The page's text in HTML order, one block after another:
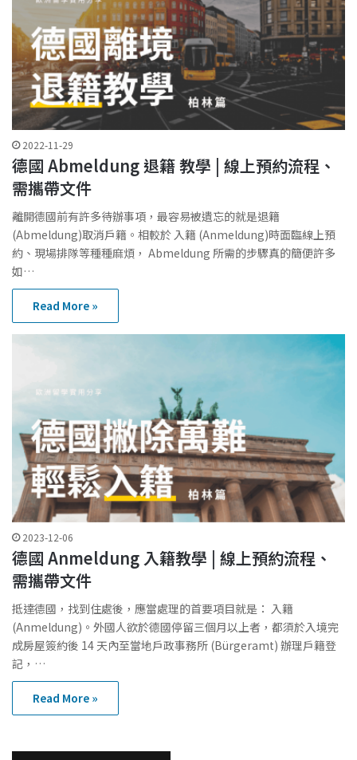
2022-11-29
德國 Abmeldung 退籍 教學 | 線上預約流程、
需攜帶文件
離開德國前有許多待辦事項，最容易被遺忘的就是退籍
(Abmeldung)取消戶籍。相較於 入籍 (Anmeldung)時面臨線上預
約、現場排隊等種種麻煩， Abmeldung 所需的步驟真的簡便許多
如…
Read More »
2023-12-06
德國 Anmeldung 入籍教學 | 線上預約流程、
需攜帶文件
抵達德國，找到住處後，應當處理的首要項目就是： 入籍
(Anmeldung)。外國人欲於德國停留三個月以上者，都須於入境完
成房屋簽約後 14 天內至當地戶政事務所 (Bürgeramt) 辦理戶籍登
記，…
Read More »